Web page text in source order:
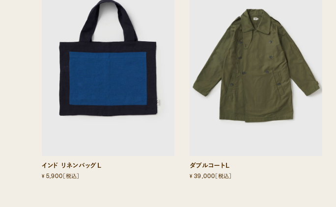
インド リネンバッグL
¥5,900 ［税込］
ダブルコートL
¥39,000 ［税込］